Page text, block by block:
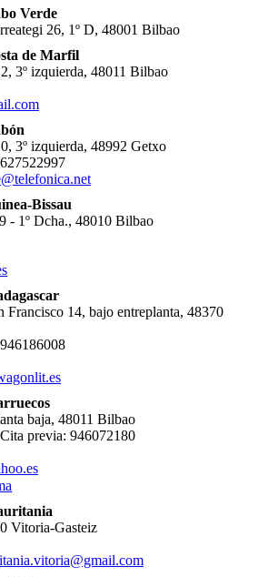
Verde
26, 1º D, 48001 Bilbao
de Marfil
3º izquierda, 48011 Bilbao
3º izquierda, 48992 Getxo
627522997
Bissau
- 1º Dcha., 48010 Bilbao
Francisco 14, bajo entreplanta, 48370
946186008
baja, 48011 Bilbao
Cita previa: 946072180
Vitoria-Gasteiz